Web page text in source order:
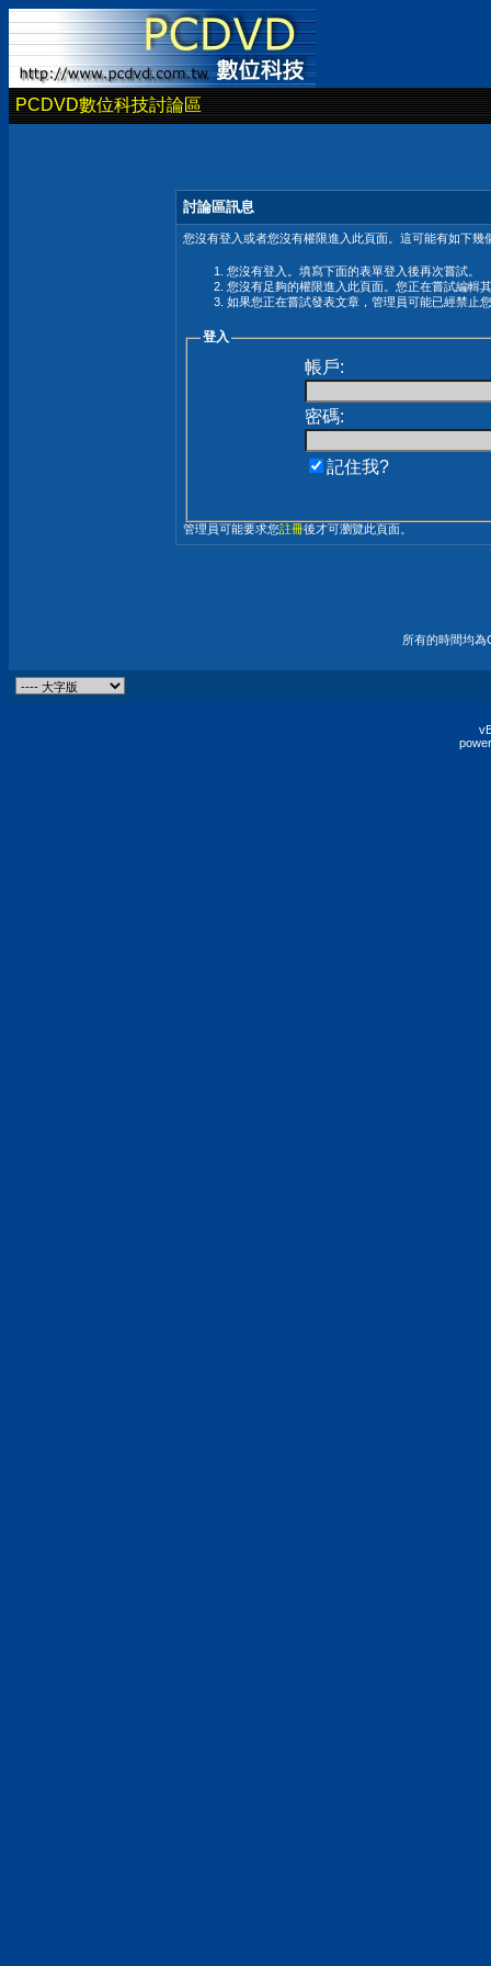
PCDVD數位科技討論區
討論區訊息
您沒有登入或者您沒有權限進入此頁面。這可能有如下幾
您沒有登入。填寫下面的表單登入後再次嘗試。
您沒有足夠的權限進入此頁面。您正在嘗試編輯
如果您正在嘗試發表文章，管理員可能已經禁止
登入
帳戶:
密碼:
記住我?
管理員可能要求您註冊後才可瀏覽此頁面。
所有的時間均為